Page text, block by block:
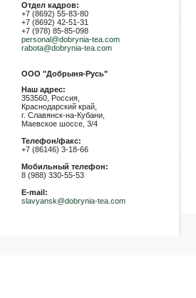
Отдел кадров:
+7 (8692) 55-83-80
+7 (8692) 42-51-31
+7 (978) 85-85-098
personal@dobrynia-tea.com
rabota@dobrynia-tea.com
ООО "Добрыня-Русь"
Наш адрес:
353560, Россия,
Краснодарский край,
г. Славянск-на-Кубани,
Маевское шоссе, 3/4
Телефон/факс:
+7 (86146) 3-18-66
Мобильный телефон:
8 (988) 330-55-53
E-mail:
slavyansk@dobrynia-tea.com